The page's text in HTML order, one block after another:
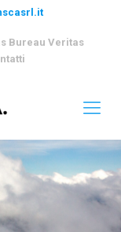
Bureau Veritas